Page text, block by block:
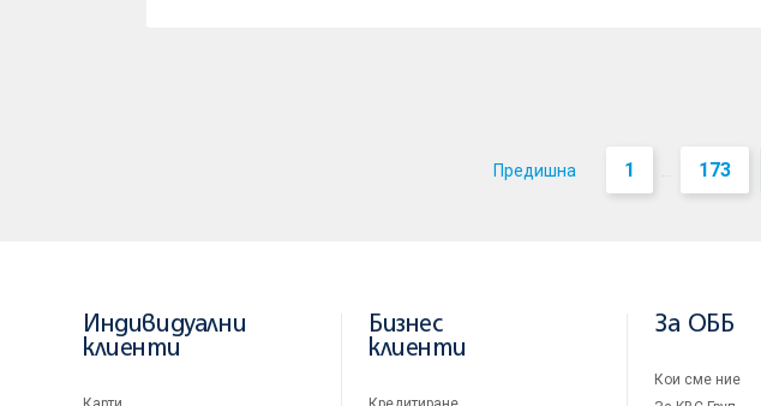
Предишна 1 ... 173
Индивидуални
клиенти
Бизнес
клиенти
За ОББ
Кои сме ние